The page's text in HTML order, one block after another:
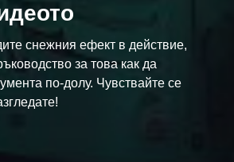
снежния ефект в действие,
за това как да
по-долу. Чувствайте се